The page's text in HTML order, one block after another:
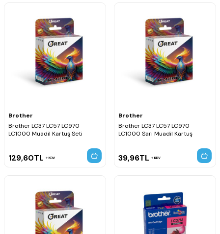
Brother
Brother LC37 LC57 LC970
LC1000 Muadil Kartuş Seti
129,60TL KDV
Brother
Brother LC37 LC57 LC970
LC1000 Sarı Muadil Kartuş
39,96TL KDV